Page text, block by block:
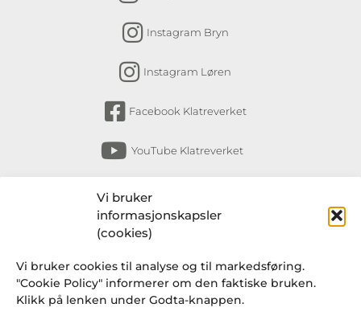
Vi bruker
informasjonskapsler
(cookies)
Vi bruker cookies til analyse og til markedsføring.
"Cookie Policy" informerer om den faktiske bruken.
Klikk på lenken under Godta-knappen.
Instagram Bryn
Instagram Løren
Facebook Klatreverket
YouTube Klatreverket
Abonner på nyhetsbrev
Få nyheter fra Klatreverket Torshov, Bryn,
endringer i rutiner og en gang i blant et
knakende godt tilbud fra Klatresjappa.